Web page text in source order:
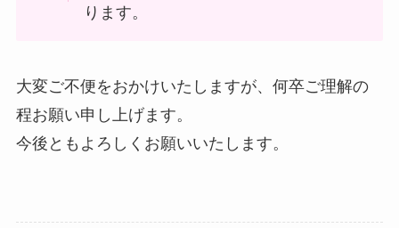
ります。
大変ご不便をおかけいたしますが、何卒ご理解の
程お願い申し上げます。
今後ともよろしくお願いいたします。